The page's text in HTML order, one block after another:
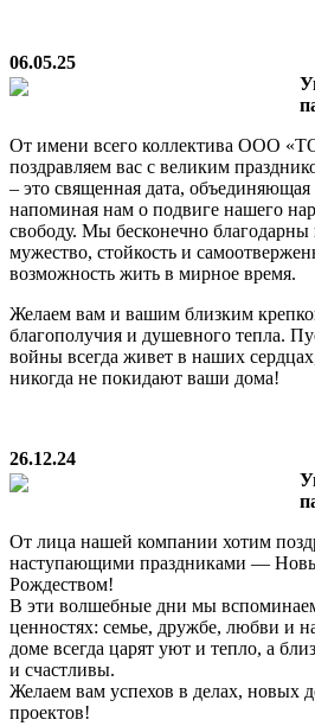
06.05.25
От имени всего коллектива ООО
поздравляем вас с великим
– это священная дата,
напоминая нам о подвиге нашего
свободу. Мы бесконечно благодарны
мужество, стойкость и
возможность жить в мирное время.
Желаем вам и вашим близким
благополучия и душевного тепла.
войны всегда живет в наших
никогда не покидают ваши дома!
26.12.24
От лица нашей компании хотим
наступающими праздниками —
Рождеством!
В эти волшебные дни мы
ценностях: семье, дружбе, любви и
доме всегда царят уют и тепло, а
и счастливы.
Желаем вам успехов в делах, новых
проектов!